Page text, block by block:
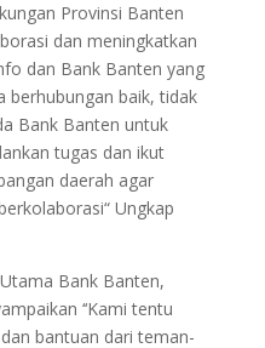
Provinsi Banten
dan meningkatkan
dan Bank Banten yang
berhubungan baik, tidak
Bank Banten untuk
tugas dan ikut
daerah agar
Ungkap
Bank Banten,
‘‘Kami tentu
bantuan dari teman-